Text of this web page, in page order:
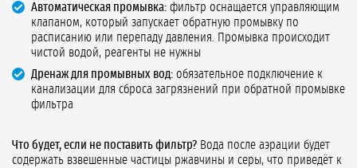
Автоматическая промывка: фильтр оснащается управляющим
клапаном, который запускает обратную промывку по
расписанию или перепаду давления. Промывка происходит
чистой водой, реагенты не нужны
Дренаж для промывных вод: обязательное подключение к
канализации для сброса загрязнений при обратной промывке
фильтра
Что будет, если не поставить фильтр? Вода после аэрации будет
содержать взвешенные частицы ржавчины и серы, что приведёт к